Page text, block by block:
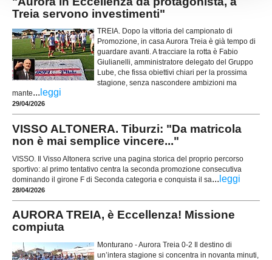
Treia servono investimenti"
TREIA. Dopo la vittoria del campionato di
Promozione, in casa Aurora Treia è già tempo di
guardare avanti. A tracciare la rotta è Fabio
Giulianelli, amministratore delegato del Gruppo
Lube, che fissa obiettivi chiari per la prossima
stagione, senza nascondere ambizioni ma
mante... leggi
29/04/2026
VISSO ALTONERA. Tiburzi: "Da matricola
non è mai semplice vincere..."
VISSO. Il Visso Altonera scrive una pagina storica del proprio percorso
sportivo: al primo tentativo centra la seconda promozione consecutiva
dominando il girone F di Seconda categoria e conquista il sa... leggi
28/04/2026
AURORA TREIA, è Eccellenza! Missione
compiuta
Monturano - Aurora Treia 0-2 Il destino di
un’intera stagione si concentra in novanta minuti,